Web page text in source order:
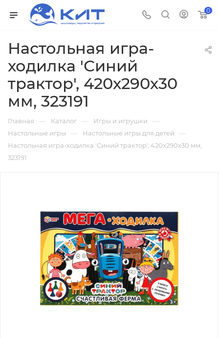
0
Настольная игра-
ходилка 'Синий
трактор', 420х290х30
мм, 323191
Главная — Каталог — Игры и игрушки —
Настольные игры — Настольные игры для детей —
Настольная игра-ходилка 'Синий трактор', 420х290х30 мм,
323191